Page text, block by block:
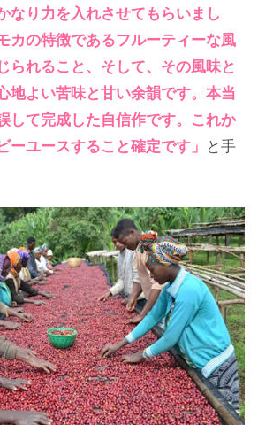
なり力を入れさせてもらいまし
カの特徴であるフルーティーな風
られること、そして、その風味と
地よい苦味と甘い余韻です。本当
して完成した自信作です。これか
ーユースすること確定です」 と手